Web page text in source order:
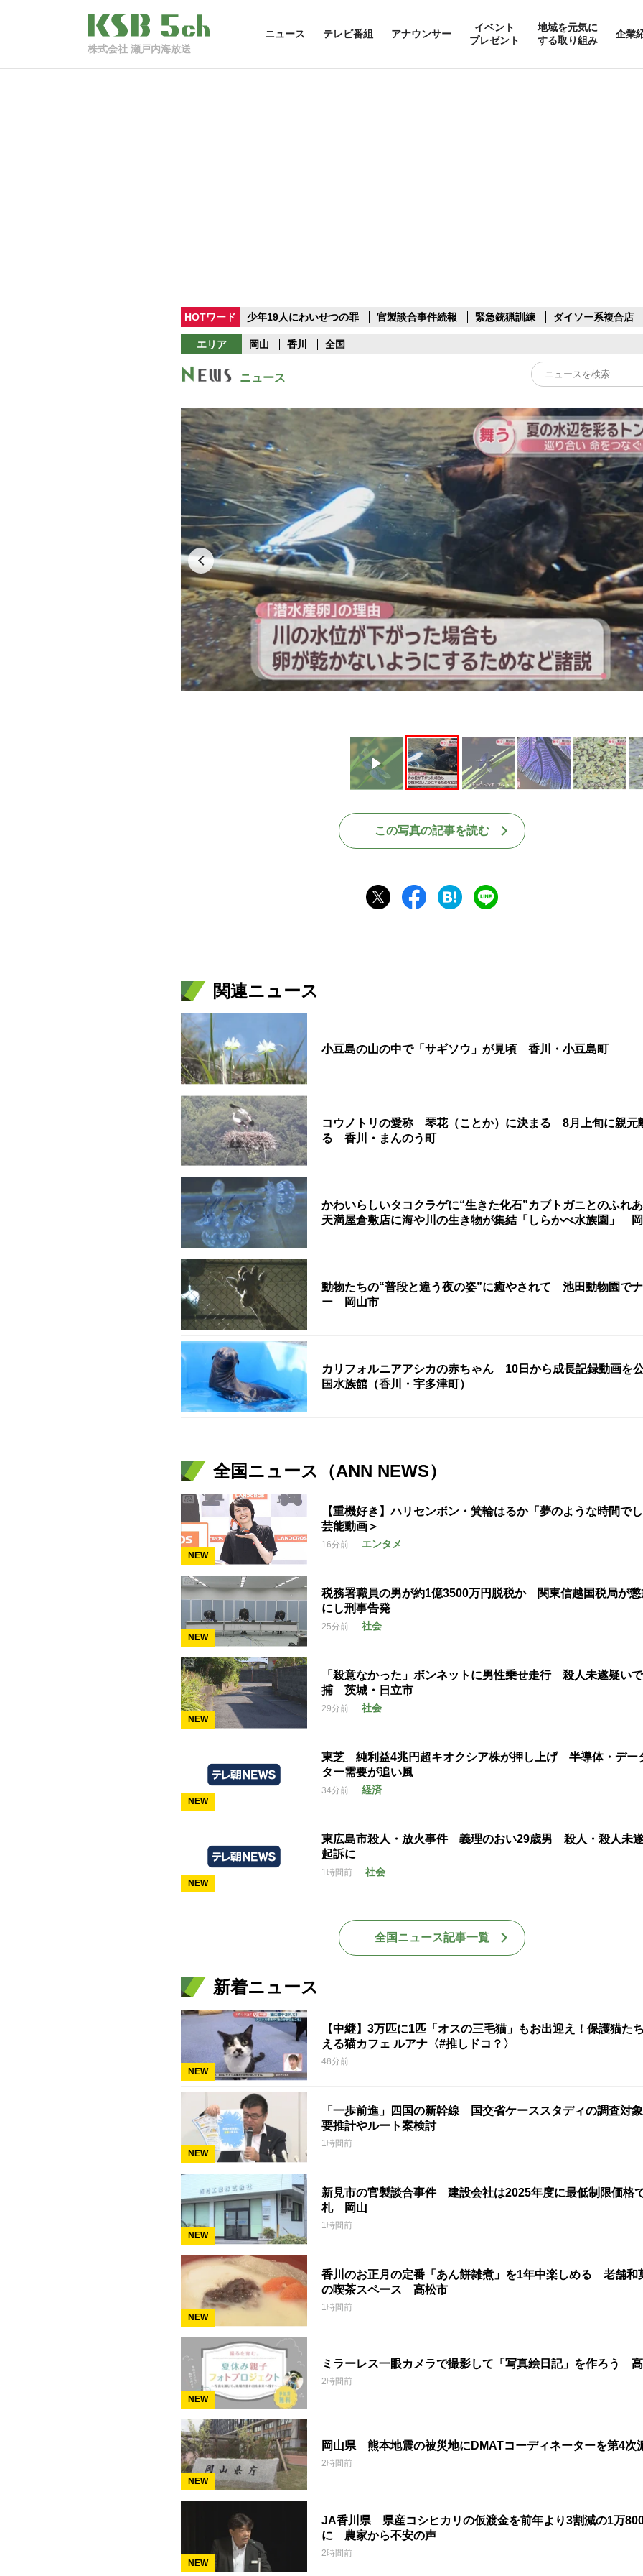
株式会社 瀬戸内海放送
ニュース テレビ番組 アナウンサー
イベント
プレゼント
地域を元気に
する取り組み
企業
HOTワード 少年19人にわいせつの罪 官製談合事件続報 緊急銃猟訓練 ダイソー系複合店
エリア 岡山 香川 全国
ニュース
Play
この写真の記事を読む
関連ニュース
小豆島の山の中で「サギソウ」が見頃 香川・小豆島町
コウノトリの愛称 琴花（ことか）に決まる 8月上旬に親元
る 香川・まんのう町
かわいらしいタコクラゲに“生きた化石”カブトガニとのふれ
天満屋倉敷店に海や川の生き物が集結「しらかべ水族園」
動物たちの“普段と違う夜の姿”に癒やされて 池田動物園で
ー 岡山市
カリフォルニアアシカの赤ちゃん 10日から成長記録動画を
国水族館（香川・宇多津町）
全国ニュース（ANN NEWS）
NEW
【重機好き】ハリセンボン・箕輪はるか「夢のような時間で
芸能動画＞
16分前 エンタメ
NEW
税務署職員の男が約1億3500万円脱税か 関東信越国税局が懲
にし刑事告発
25分前 社会
NEW
「殺意なかった」ボンネットに男性乗せ走行 殺人未遂疑い
捕 茨城・日立市
29分前 社会
NEW
東芝 純利益4兆円超キオクシア株が押し上げ 半導体・デー
ター需要が追い風
34分前 経済
NEW
東広島市殺人・放火事件 義理のおい29歳男 殺人・殺人未
起訴に
1時間前 社会
全国ニュース記事一覧
新着ニュース
NEW
【中継】3万匹に1匹「オスの三毛猫」もお出迎え！保護猫た
える猫カフェ ルアナ〈#推しドコ？〉
48分前
NEW
「一歩前進」四国の新幹線 国交省ケーススタディの調査対
要推計やルート案検討
1時間前
NEW
新見市の官製談合事件 建設会社は2025年度に最低制限価格
札 岡山
1時間前
NEW
香川のお正月の定番「あん餅雑煮」を1年中楽しめる 老舗和
の喫茶スペース 高松市
1時間前
NEW
ミラーレス一眼カメラで撮影して「写真絵日記」を作ろう
2時間前
NEW
岡山県 熊本地震の被災地にDMATコーディネーターを第4次
2時間前
NEW
JA香川県 県産コシヒカリの仮渡金を前年より3割減の1万
に 農家から不安の声
2時間前